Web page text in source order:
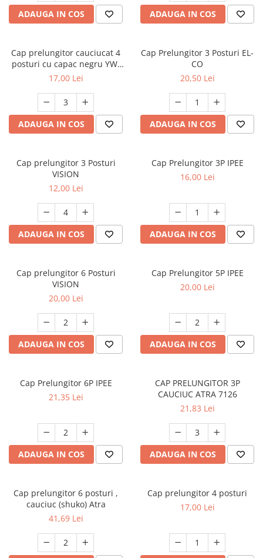
Lampi emergente
Spoturi led pe sina
Multimetru Digital
Prelungitoare/Derulatoare
Starter/Droser
Triplu Stecher
Întrerupătoare/Comutatoare
Ştechere/Stecher adaptor
Ţeavă PVC
ADAUGA IN COS ADAUGA IN COS
Cap prelungitor cauciucat 4
posturi cu capac negru YW-
7504
17,00 Lei
ADAUGA IN COS
Cap Prelungitor 3 Posturi EL-
CO
20,50 Lei
ADAUGA IN COS
Cap prelungitor 3 Posturi
VISION
12,00 Lei
ADAUGA IN COS
Cap Prelungitor 3P IPEE
16,00 Lei
ADAUGA IN COS
Cap prelungitor 6 Posturi
VISION
20,00 Lei
ADAUGA IN COS
Cap Prelungitor 5P IPEE
20,00 Lei
ADAUGA IN COS
Cap Prelungitor 6P IPEE
21,35 Lei
ADAUGA IN COS
CAP PRELUNGITOR 3P
CAUCIUC ATRA 7126
21,83 Lei
ADAUGA IN COS
Cap prelungitor 6 posturi ,
cauciuc (shuko) Atra
41,69 Lei
Cap prelungitor 4 posturi
17,00 Lei